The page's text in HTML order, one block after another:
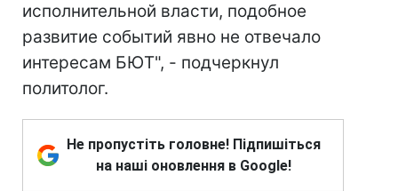
исполнительной власти, подобное
развитие событий явно не отвечало
интересам БЮТ", - подчеркнул
политолог.
Не пропустіть головне! Підпишіться
на наші оновлення в Google!